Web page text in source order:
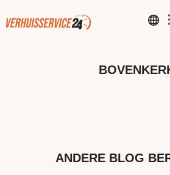
ANDERE BLOG